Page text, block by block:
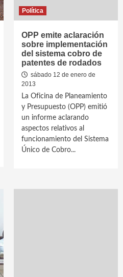
Política
OPP emite aclaración
sobre implementación
del sistema cobro de
patentes de rodados
sábado 12 de enero de
2013
La Oficina de Planeamiento
y Presupuesto (OPP) emitió
un informe aclarando
aspectos relativos al
funcionamiento del Sistema
Único de Cobro...